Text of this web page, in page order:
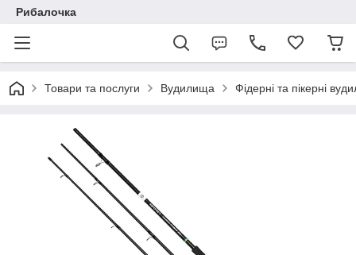
Рибалочка
Товари та послуги Вудилища Фідерні та пікерні